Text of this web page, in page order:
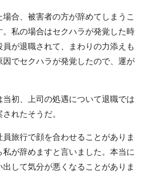
場合、被害者の方が辞めてしまうこ
。私の場合はセクハラが発覚した時
が退職されて、まわりの力添えも
でセクハラが発覚したので、運が
初、上司の処遇について退職では
れたそうだ。
員旅行で顔を合わせることがありま
が辞めますと言いました。本当に
して気分が悪くなることがありま